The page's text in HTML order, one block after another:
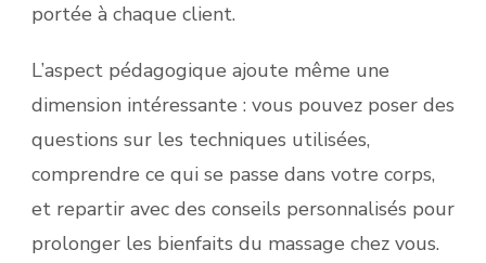
portée à chaque client.
L’aspect pédagogique ajoute même une
dimension intéressante : vous pouvez poser des
questions sur les techniques utilisées,
comprendre ce qui se passe dans votre corps,
et repartir avec des conseils personnalisés pour
prolonger les bienfaits du massage chez vous.